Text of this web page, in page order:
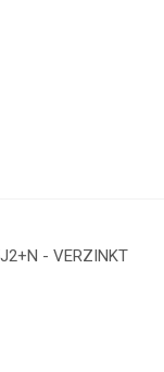
- VERZINKT